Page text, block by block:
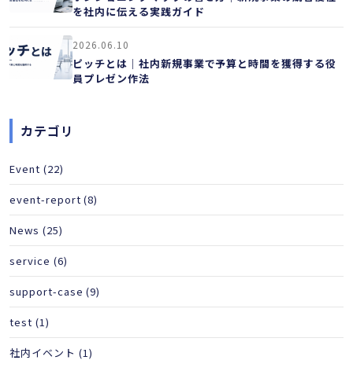
を社内に伝える実践ガイド
2026.06.10
ピッチとは｜社内新規事業で予算と時間を獲得する役
員プレゼン作法
カテゴリ
Event (22)
event-report (8)
News (25)
service (6)
support-case (9)
test (1)
社内イベント (1)